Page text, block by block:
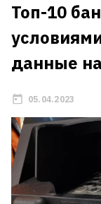
Топ-10
данные
05.04.2023